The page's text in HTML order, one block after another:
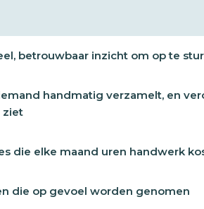
betrouwbaar inzicht om op te
handmatig verzamelt, en
ziet
die elke maand uren handwerk
die op gevoel worden genomen